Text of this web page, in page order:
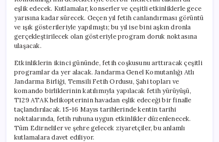
eşlik edecek. Kutlamalar, konserler ve çeşitli etkinliklerle gece
yarısına kadar sürecek. Geçen yıl fetih canlandırması görüntü
ve ışık gösterileriyle yapılmıştı; bu yıl ise bini aşkın dronla
gerçekleştirilecek olan gösteriyle program doruk noktasına
ulaşacak.
Etkinliklerin ikinci gününde, fetih coşkusunu arttıracak çeşitli
programlar da yer alacak. Jandarma Genel Komutanlığı Atlı
Jandarma Birliği, Temsili Fetih Ordusu, Şahi topları ve
komando birliklerinin katılımıyla yapılacak fetih yürüyüşü,
T129 ATAK helikopterinin havadan eşlik edeceği bir finalle
taçlandırılacak. 15-16 Mayıs tarihlerinde kentin tarihi
noktalarında, fetih ruhuna uygun etkinlikler düzenlenecek.
Tüm Edirneliler ve şehre gelecek ziyaretçiler, bu anlamlı
kutlamalara davet ediliyor.